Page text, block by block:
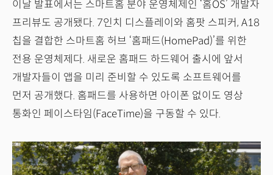
이날 발표에서는 스마트홈 분야 운영체제인 ‘홈OS’ 개발자
프리뷰도 공개됐다. 7인치 디스플레이와 홈팟 스피커, A18
칩을 결합한 스마트홈 허브 ‘홈패드(HomePad)’를 위한
전용 운영체제다. 새로운 홈패드 하드웨어 출시에 앞서
개발자들이 앱을 미리 준비할 수 있도록 소프트웨어를
먼저 공개했다. 홈패드를 사용하면 아이폰 없이도 영상
통화인 페이스타임(FaceTime)을 구동할 수 있다.